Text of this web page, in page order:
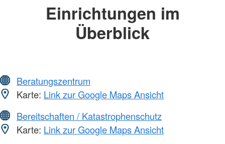
Einrichtungen im
Überblick
Beratungszentrum
Karte: Link zur Google Maps Ansicht
Bereitschaften / Katastrophenschutz
Karte: Link zur Google Maps Ansicht